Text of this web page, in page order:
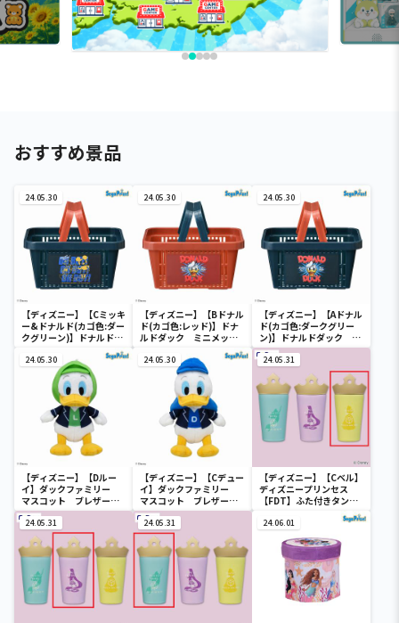
おすすめ景品
24.05.30
【ディズニー】【Cミッキ
ー&ドナルド(カゴ色:ダー
クグリーン)】ドナルドダ
ック ミニメッシュカゴ
24.05.30
【ディズニー】【Bドナル
ド(カゴ色:レッド)】ドナ
ルドダック ミニメッシ
24.05.30
【ディズニー】【Aドナル
ド(カゴ色:ダークグリー
ン)】ドナルドダック ミ
ニメッシュカゴ
24.05.30
【ディズニー】【Dルー
イ】ダックファミリー
マスコット ブレザーコ
スチューム
24.05.30
【ディズニー】【Cデュー
イ】ダックファミリー
マスコット ブレザーコ
スチューム
24.05.31
【ディズニー】【Cベル】
ディズニープリンセス
【FDT】ふた付きタンブ
24.05.31 24.05.31 24.06.01